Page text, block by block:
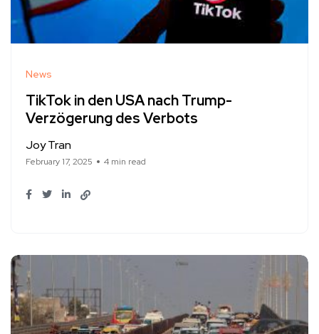
News
TikTok in den USA nach Trump-
Verzögerung des Verbots
Joy Tran
February 17, 2025 4 min read